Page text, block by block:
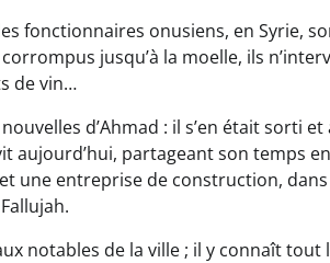
fonctionnaires onusiens, en Syrie,
jusqu’à la moelle, ils
de vin…
d’Ahmad : il s’en était sorti
aujourd’hui, partageant son temps
une entreprise de construction,
notables de la ville ; il y connaît